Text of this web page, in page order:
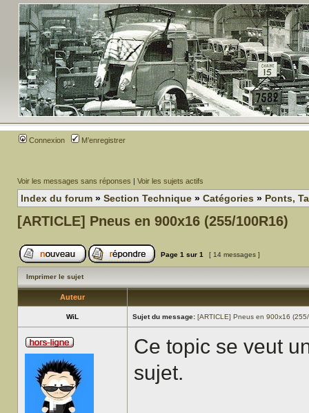
Connexion M’enregistrer
Voir les messages sans réponses | Voir les sujets actifs
Index du forum » Section Technique » Catégories » Ponts,
[ARTICLE] Pneus en 900x16 (255/100R16)
Page 1 sur 1 [ 14 messages ]
Imprimer le sujet
Auteur
WiL Sujet du message: [ARTICLE] Pneus en 900x16
Ce topic se veut
sujet.